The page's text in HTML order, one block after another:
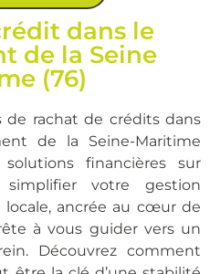
dans le
de la Seine
(76)
de rachat de crédits dans
de la Seine-Maritime
financières sur
votre gestion
ancrée au cœur de
à vous guider vers un
Découvrez comment